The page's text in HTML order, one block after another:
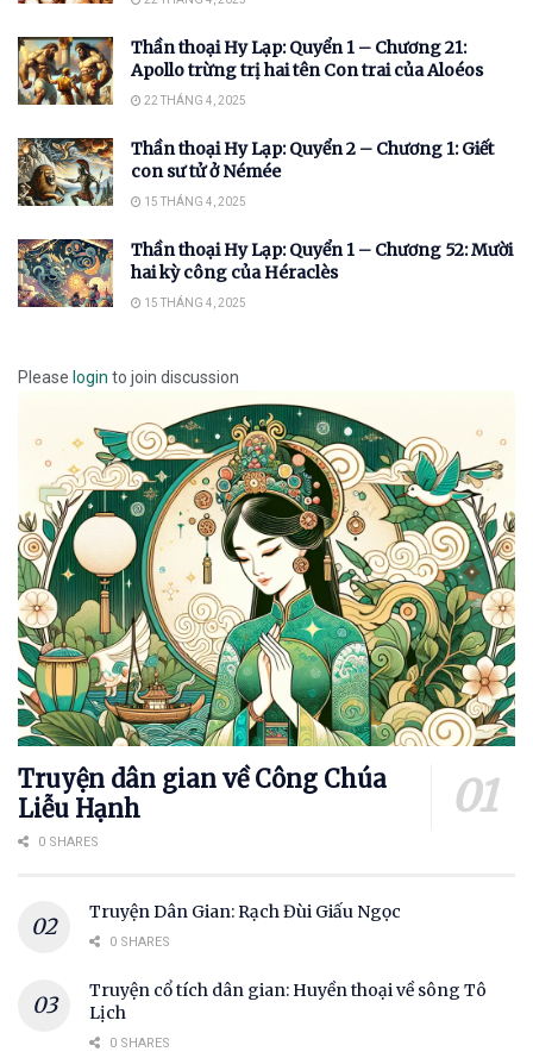
Thần thoại Hy Lạp: Quyển 1 – Chương 21:
Apollo trừng trị hai tên Con trai của Aloéos
22 THÁNG 4, 2025
Thần thoại Hy Lạp: Quyển 2 – Chương 1: Giết
con sư tử ở Némée
15 THÁNG 4, 2025
Thần thoại Hy Lạp: Quyển 1 – Chương 52: Mười
hai kỳ công của Héraclès
15 THÁNG 4, 2025
Please login to join discussion
Truyện dân gian về Công Chúa
Liễu Hạnh
0 SHARES
Truyện Dân Gian: Rạch Đùi Giấu Ngọc
0 SHARES
Truyện cổ tích dân gian: Huyền thoại về sông Tô
Lịch
0 SHARES